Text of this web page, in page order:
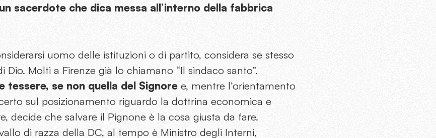
sacerdote che dica messa all’interno della fabbrica
uomo delle istituzioni o di partito, considera se stesso
Molti a Firenze già lo chiamano “Il sindaco santo”.
tessere, se non quella del Signore e, mentre l’orientamento
sul posizionamento riguardo la dottrina economica e
decide che salvare il Pignone è la cosa giusta da fare.
di razza della DC, al tempo è Ministro degli Interni,